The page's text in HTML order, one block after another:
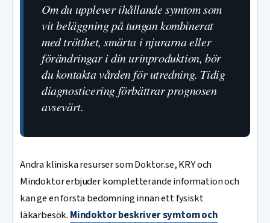
Om du upplever ihållande symtom som
vit beläggning på tungan kombinerat
med trötthet, smärta i njurarna eller
förändringar i din urinproduktion, bör
du kontakta vården för utredning. Tidig
diagnosticering förbättrar prognosen
avsevärt.
Andra kliniska resurser som Doktor.se, KRY och
Mindoktor erbjuder kompletterande information och
kan ge en första bedömning innan ett fysiskt
läkarbesök. Mindoktor beskriver symtom och